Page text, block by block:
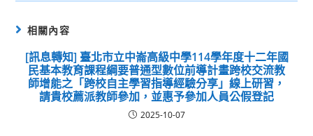
相關內容
[訊息轉知] 臺北市立中崙高級中學114學年度十二年國
民基本教育課程綱要普通型數位前導計畫跨校交流教
師增能之「跨校自主學習指導經驗分享」線上研習，
請貴校薦派教師參加，並惠予參加人員公假登記
2025-10-07